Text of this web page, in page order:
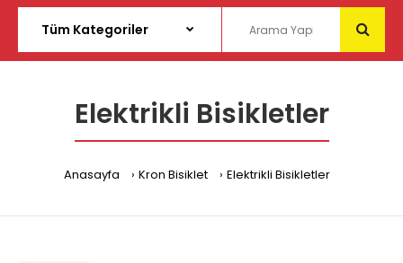
Elektrikli Bisikletler
Anasayfa Kron Bisiklet Elektrikli Bisikletler